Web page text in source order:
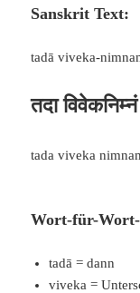
Sanskrit Text:
tadā viveka-
तदा
tada viveka
Wort-für-
tadā = dann
viveka =